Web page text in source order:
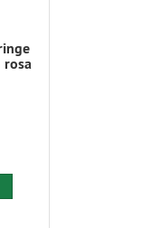
rosa
Warenkorb